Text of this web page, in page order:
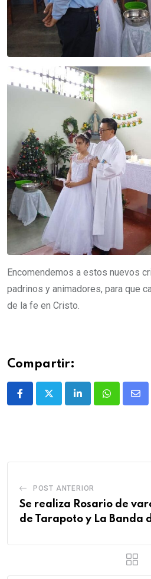
Encomendemos a estos nuevos
padrinos y animadores, para que
de la fe en Cristo.
Compartir:
POST ANTERIOR
Se realiza Rosario de
de Tarapoto y La Banda